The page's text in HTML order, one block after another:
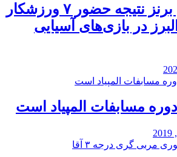
۲ مدال برنز نتیجه حضور ۷ ورزشکار
در بازی‌های آسیایی
مسابفات المپیاد است